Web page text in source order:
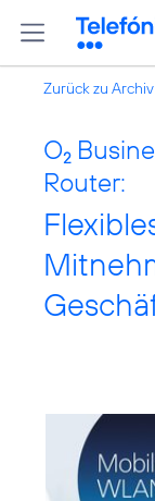
Zurück zu
O2
Router: